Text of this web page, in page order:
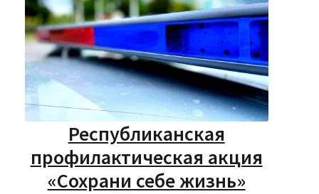
Республиканская
профилактическая акция
«Сохрани себе жизнь»